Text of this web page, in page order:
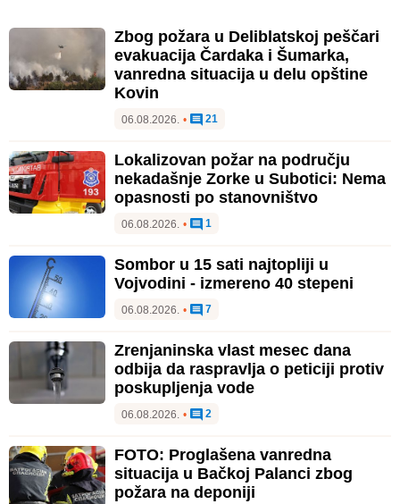
Zbog požara u Deliblatskoj peščari
evakuacija Čardaka i Šumarka,
vanredna situacija u delu opštine
Kovin
06.08.2026. • 21
Lokalizovan požar na području
nekadašnje Zorke u Subotici: Nema
opasnosti po stanovništvo
06.08.2026. • 1
Sombor u 15 sati najtopliji u
Vojvodini - izmereno 40 stepeni
06.08.2026. • 7
Zrenjaninska vlast mesec dana
odbija da raspravlja o peticiji protiv
poskupljenja vode
06.08.2026. • 2
FOTO: Proglašena vanredna
situacija u Bačkoj Palanci zbog
požara na deponiji